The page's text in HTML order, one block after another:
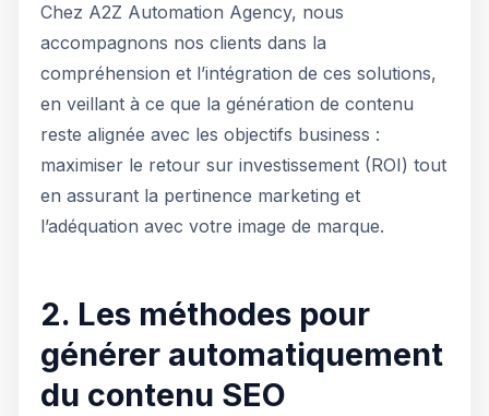
Chez A2Z Automation Agency, nous
accompagnons nos clients dans la
compréhension et l’intégration de ces solutions,
en veillant à ce que la génération de contenu
reste alignée avec les objectifs business :
maximiser le retour sur investissement (ROI) tout
en assurant la pertinence marketing et
l’adéquation avec votre image de marque.
2. Les méthodes pour
générer automatiquement
du contenu SEO